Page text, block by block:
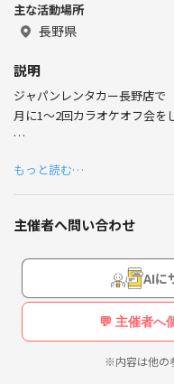
主な活動場所
長野県
説明
ジャパンレンタカー長野店で
月に1～2回カラオケオフ会を
サークル専用LINEオプチャ内
オフ会日の投票を取り
投票が多かった日をオフ会日
参加人数は、今のところ
5人を上限とし、こじんまり
会費は部屋代を参加者で割り
もっと読む…
主催者へ問い合わせ
AIに
💬 主催者へ
※内容は他の